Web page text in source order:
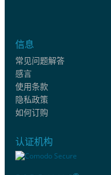
信息
常见问题解答
感言
使用条款
隐私政策
如何订购
认证机构